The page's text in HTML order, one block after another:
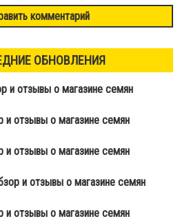
ОБНОВЛЕНИЯ
и отзывы о магазине семян
и отзывы о магазине семян
и отзывы о магазине семян
и отзывы о магазине семян
отзывы о магазине семян